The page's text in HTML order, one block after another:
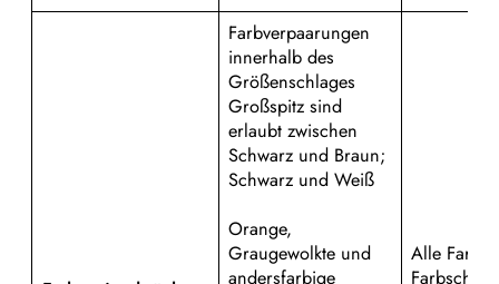
Farbverpaarungen
innerhalb des
Größenschlages
Großspitz sind
erlaubt zwischen
Schwarz und Braun;
Schwarz und Weiß
Orange,
Graugewolkte und
andersfarbige
Alle